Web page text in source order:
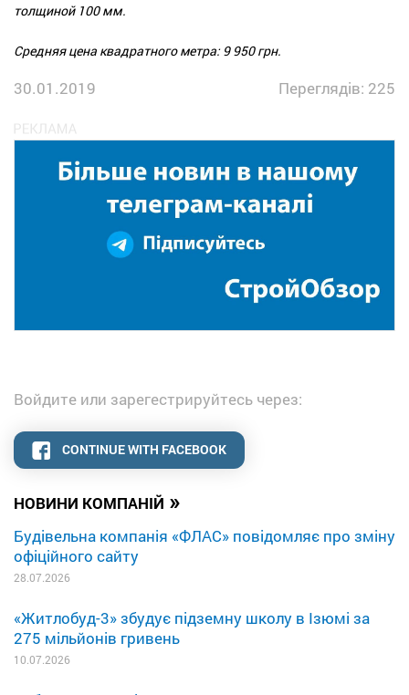
НОВИНИ КОМПАНІЙ »
Будівельна компанія «ФЛАС» повідомляє про зміну
офіційного сайту
28.07.2026
«Житлобуд-3» збудує підземну школу в Ізюмі за
275 мільйонів гривень
10.07.2026
толщиной 100 мм.
Средняя цена квадратного метра: 9 950 грн.
30.01.2019 Переглядів: 225
Войдите или зарегестрируйтесь через:
CONTINUE WITH FACEBOOK